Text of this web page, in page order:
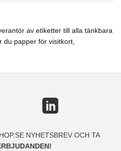
av etiketter till alla tänkbara
papper för visitkort,
NYHETSBREV OCH TA